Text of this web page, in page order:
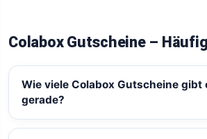
Colabox Gutscheine –
Wie viele Colabox Gutscheine gibt
gerade?